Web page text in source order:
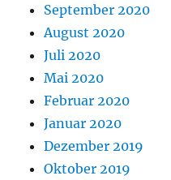
September 2020
August 2020
Juli 2020
Mai 2020
Februar 2020
Januar 2020
Dezember 2019
Oktober 2019